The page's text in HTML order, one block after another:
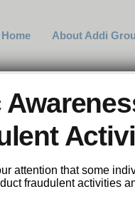
Home About Addi
attention that some
fraudulent activities